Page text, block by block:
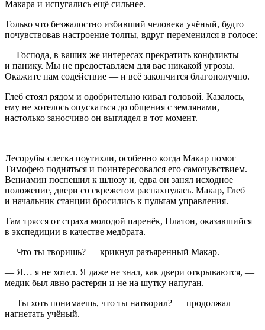
Макара и испугались ещё сильнее.
Только что безжалостно избивший человека учёный, будто
почувствовав настроение толпы, вдруг переменился в голосе:
— Господа, в ваших же интересах прекратить конфликты
и панику. Мы не предоставляем для вас никакой угрозы.
Окажите нам содействие — и всё закончится благополучно.
Глеб стоял рядом и одобрительно кивал головой. Казалось,
ему не хотелось опускаться до общения с землянами,
настолько заносчиво он выглядел в тот момент.
Лесорубы слегка поутихли, особенно когда Макар помог
Тимофею подняться и поинтересовался его самочувствием.
Вениамин поспешил к шлюзу и, едва он занял исходное
положение, двери со скрежетом распахнулась. Макар, Глеб
и начальник станции бросились к пультам управления.
Там трясся от страха молодой паренёк, Платон, оказавшийся
в экспедиции в качестве медбрата.
— Что ты творишь? — крикнул разъяренный Макар.
— Я… я не хотел. Я даже не знал, как двери открываются, —
медик был явно растерян и не на шутку напуган.
— Ты хоть понимаешь, что ты натворил? — продолжал
нагнетать учёный.